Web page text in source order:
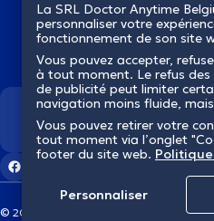
© 2026 doctoranytime
La SRL Doctor Anytime
personnaliser votre
fonctionnement de son site
Vous pouvez accepter,
à tout moment. Le refus
de publicité peut limiter
navigation moins fluide,
Vous pouvez retirer votre
tout moment via l’onglet
footer du site web.
Personnaliser